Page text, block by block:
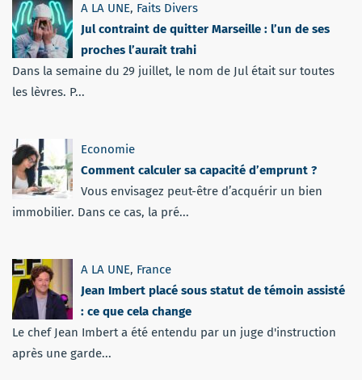
A LA UNE, Faits Divers
Jul contraint de quitter Marseille : l’un de ses
proches l’aurait trahi
Dans la semaine du 29 juillet, le nom de Jul était sur toutes
les lèvres. P...
Economie
Comment calculer sa capacité d’emprunt ?
Vous envisagez peut-être d’acquérir un bien
immobilier. Dans ce cas, la pré...
A LA UNE, France
Jean Imbert placé sous statut de témoin assisté
: ce que cela change
Le chef Jean Imbert a été entendu par un juge d'instruction
après une garde...